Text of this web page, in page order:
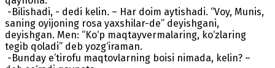
-Bilishadi, - dedi kelin. – Har doim aytishadi. “Voy, Munis,
saning oyijoning rosa yaxshilar-de” deyishgani,
deyishgan. Men: “Ko‘p maqtayvermalaring, ko‘zlaring
tegib qoladi” deb yozg‘iraman.
-Bunday e’tirofu maqtovlarning boisi nimada, kelin? –